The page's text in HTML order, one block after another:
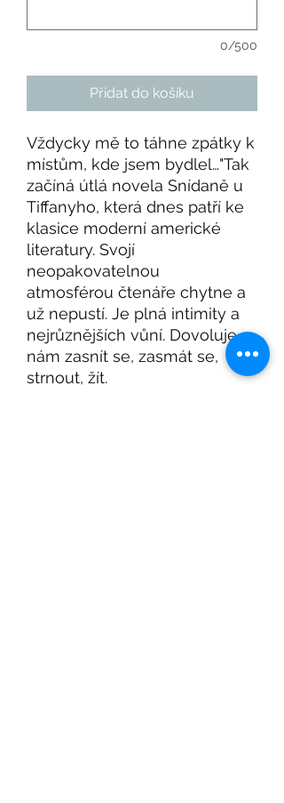
0/500
Přidat do košíku
Vždycky mě to táhne zpátky k
místům, kde jsem bydlel…"Tak
začíná útlá novela Snídaně u
Tiffanyho, která dnes patří ke
klasice moderní americké
literatury. Svojí
neopakovatelnou
atmosférou čtenáře chytne a
už nepustí. Je plná intimity a
nejrůznějších vůní. Dovoluje
nám zasnít se, zasmát se,
strnout, žít.